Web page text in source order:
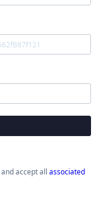
and accept all associated